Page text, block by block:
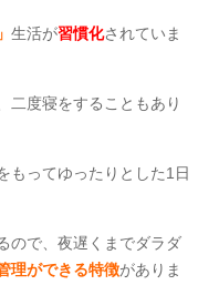
生活が習慣化されていま
二度寝をすることもあり
もってゆったりとした1日
ので、夜遅くまでダラダ
理ができる特徴がありま